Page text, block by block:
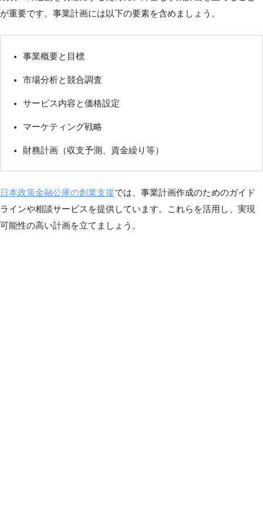
が重要です。事業計画には以下の要素を含めましょう。
事業概要と目標
市場分析と競合調査
サービス内容と価格設定
マーケティング戦略
財務計画（収支予測、資金繰り等）
日本政策金融公庫の創業支援では、事業計画作成のためのガイド
ラインや相談サービスを提供しています。これらを活用し、実現
可能性の高い計画を立てましょう。